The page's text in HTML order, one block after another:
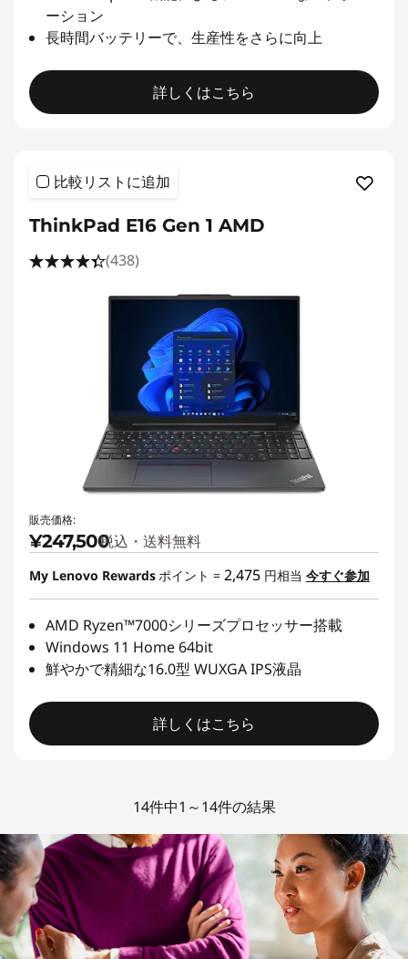
ーション
長時間バッテリーで、生産性をさらに向上
詳しくはこちら
比較リストに追加
ThinkPad E16 Gen 1 AMD
(438)
販売価格:
¥247,500税込・送料無料
My Lenovo Rewards ポイント = 2,475 円相当 今すぐ参加
AMD Ryzen™7000シリーズプロセッサー搭載
Windows 11 Home 64bit
鮮やかで精細な16.0型 WUXGA IPS液晶
詳しくはこちら
14件中1～14件の結果